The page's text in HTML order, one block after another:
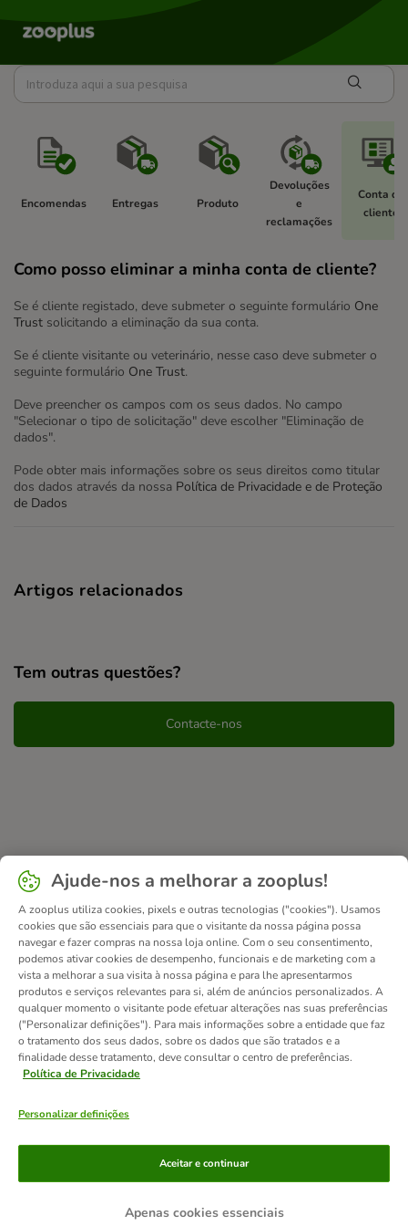
Encomendas Entregas Produto
Devoluções
e
reclamações
Conta de
cliente
Como posso eliminar a minha conta de cliente?
Se é cliente registado, deve submeter o seguinte formulário One
Trust solicitando a eliminação da sua conta.
Se é cliente visitante ou veterinário, nesse caso deve submeter o
seguinte formulário One Trust.
Deve preencher os campos com os seus dados. No campo
"Selecionar o tipo de solicitação" deve escolher "Eliminação de
dados".
Pode obter mais informações sobre os seus direitos como titular
dos dados através da nossa Política de Privacidade e de Proteção
de Dados
Artigos relacionados
Tem outras questões?
Contacte-nos
Métodos de pagamento
Transferência
Ajude-nos a melhorar a zooplus!
A zooplus utiliza cookies, pixels e outras tecnologias ("cookies"). Usamos
cookies que são essenciais para que o visitante da nossa página possa
navegar e fazer compras na nossa loja online. Com o seu consentimento,
podemos ativar cookies de desempenho, funcionais e de marketing com a
vista a melhorar a sua visita à nossa página e para lhe apresentarmos
produtos e serviços relevantes para si, além de anúncios personalizados. A
qualquer momento o visitante pode efetuar alterações nas suas preferências
("Personalizar definições"). Para mais informações sobre a entidade que faz
o tratamento dos seus dados, sobre os dados que são tratados e a
finalidade desse tratamento, deve consultar o centro de preferências.
Política de Privacidade
Personalizar definições
Apenas cookies essenciais
Aceitar e continuar